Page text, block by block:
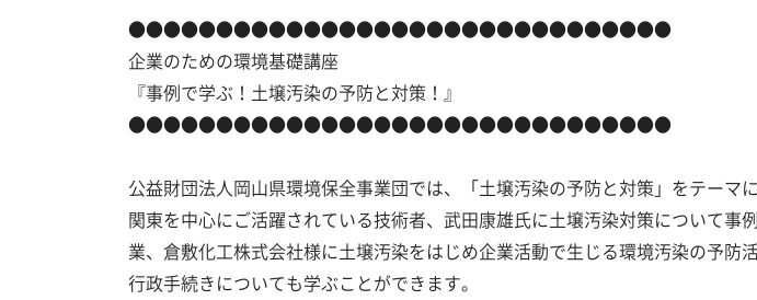
●●●●●●●●●●●●●●●●●●●●●●●●●●●●●●●
企業のための環境基礎講座
『事例で学ぶ！土壌汚染の予防と対策！』
●●●●●●●●●●●●●●●●●●●●●●●●●●●●●●●
公益財団法人岡山県環境保全事業団では、「土壌汚染の予防と対策」をテーマ
関東を中心にご活躍されている技術者、武田康雄氏に土壌汚染対策について
業、倉敷化工株式会社様に土壌汚染をはじめ企業活動で生じる環境汚染の予
行政手続きについても学ぶことができます。